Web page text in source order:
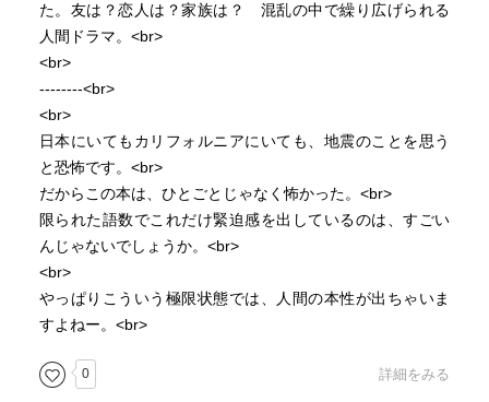
た。友は？恋人は？家族は？ 混乱の中で繰り広げられる
人間ドラマ。<br>
<br>
--------<br>
<br>
日本にいてもカリフォルニアにいても、地震のことを思う
と恐怖です。<br>
だからこの本は、ひとごとじゃなく怖かった。<br>
限られた語数でこれだけ緊迫感を出しているのは、すごい
んじゃないでしょうか。<br>
<br>
やっぱりこういう極限状態では、人間の本性が出ちゃいま
すよねー。<br>
0 詳細をみる